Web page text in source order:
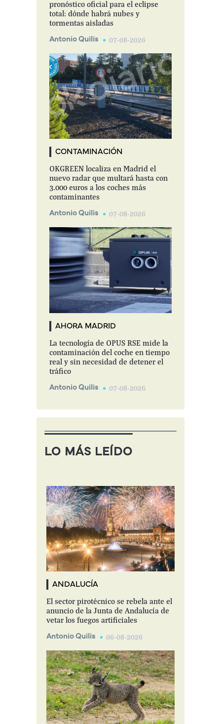
pronóstico oficial para el eclipse
total: dónde habrá nubes y
tormentas aisladas
Antonio Quilis 07-08-2026
CONTAMINACIÓN
OKGREEN localiza en Madrid el
nuevo radar que multará hasta con
3.000 euros a los coches más
contaminantes
Antonio Quilis 07-08-2026
AHORA MADRID
La tecnología de OPUS RSE mide la
contaminación del coche en tiempo
real y sin necesidad de detener el
tráfico
Antonio Quilis 07-08-2026
LO MÁS LEÍDO
ANDALUCÍA
El sector pirotécnico se rebela ante el
anuncio de la Junta de Andalucía de
vetar los fuegos artificiales
Antonio Quilis 06-08-2026